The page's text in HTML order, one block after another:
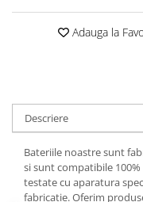
Adauga la
Descriere
Bateriile noastre sunt
si sunt compatibile
testate cu aparatura
fabricatie. Oferim